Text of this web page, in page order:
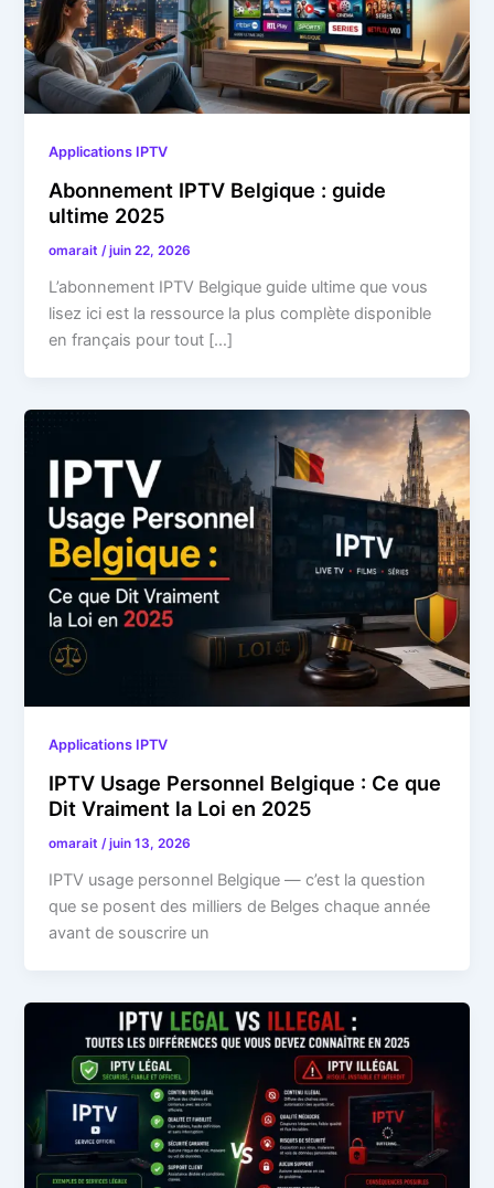
Applications IPTV
Abonnement IPTV Belgique : guide
ultime 2025
omarait/juin 22, 2026
L’abonnement IPTV Belgique guide ultime que vous
lisez ici est la ressource la plus complète disponible
en français pour tout […]
Applications IPTV
IPTV Usage Personnel Belgique : Ce que
Dit Vraiment la Loi en 2025
omarait/juin 13, 2026
IPTV usage personnel Belgique — c’est la question
que se posent des milliers de Belges chaque année
avant de souscrire un